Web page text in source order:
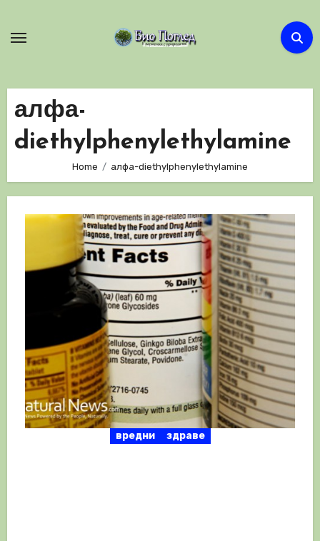
алфа-
diethylphenylethylamine
Home алфа-diethylphenylethylamine
вредни здраве